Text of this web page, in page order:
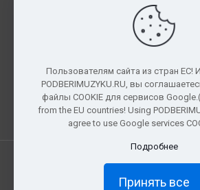
УСЛОВИЯ ВОЗВРАТА
г. Москва, Московская область,
федеральный округ, РФ, Россия
Все права защищены. © 2026
Пользователям сайта из стран ЕС!
PODBERIMUZYKU.RU, вы
файлы COOKIE для сервисов
from the EU countries! Using
agree to use Google services
Подробнее
Принять все